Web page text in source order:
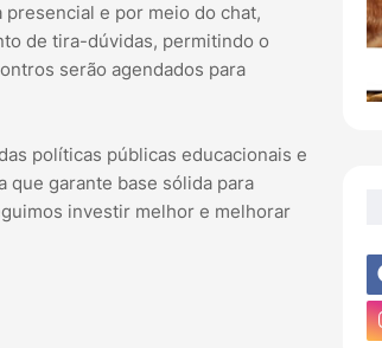
e por meio do chat,
de tira-dúvidas, permitindo o
serão agendados para
políticas públicas educacionais e
que garante base sólida para
investir melhor e melhorar